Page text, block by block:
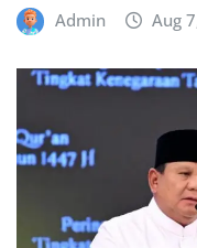
Admin Aug